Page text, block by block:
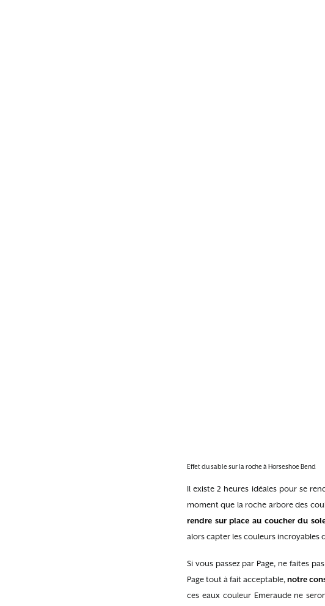
Effet du sable sur la roche à Horseshoe Bend
Il existe 2 heures idéales pour se
moment que la roche arbore des
rendre sur place au coucher du
alors capter les couleurs incroyables
Si vous passez par Page, ne faites
Page tout à fait acceptable,notre
ces eaux couleur Emeraude ne